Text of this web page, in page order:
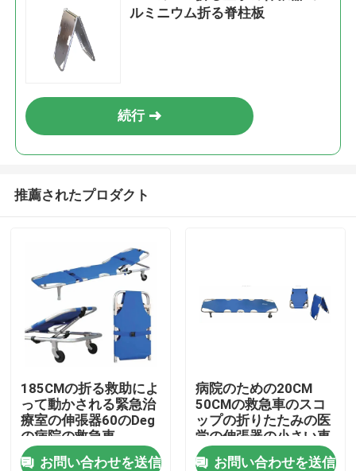
ルミニウム折る脊柱板
続行
推薦されたプロダクト
185CMの折る救助によ
って動かされる緊急治
療室の伸張器60のDeg
の病院の救急車
お問い合わせを送信
病院のための20CM
50CMの救急車のスコ
ップの折りたたみの医
学の伸張器の小さい車
輪
お問い合わせを送信